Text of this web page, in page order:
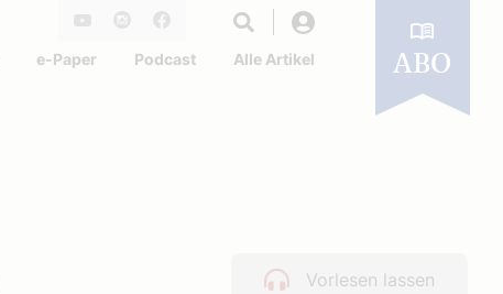
Facebook
e-Paper Podcast Alle Artikel ABO
Vorlesen lassen